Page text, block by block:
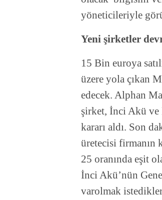
yöneticileriyle
Yeni şirketler
15 Bin euroya
üzere yola çıkan
edecek. Alphan
şirket, İnci Akü ve
kararı aldı. Son
üretecisi firmanın
25 oranında eşit
İnci Akü’nün
varolmak